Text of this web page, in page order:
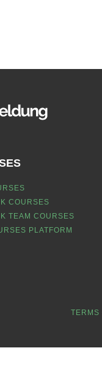
COURSES
TEAM COURSES
PLATFORM
TERMS